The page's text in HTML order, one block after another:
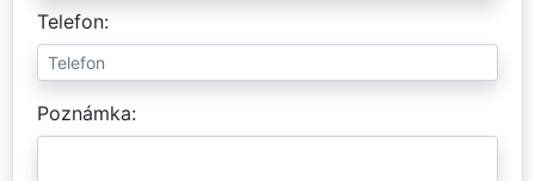
Telefon
Poznámka